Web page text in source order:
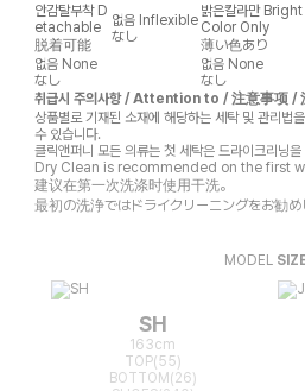
안감탈부착 D
etachable
脱着可能
없음 Inflexible
なし
밝은칼라만 Bright
Color Only
薄い色あり
없음 None
なし
없음 None
なし
취급시 주의사항 / Attention to / 注意事项 /
상품별로 기재된 소재에 해당하는 세탁 및 관리법
수 있습니다.
클릭앤퍼니 모든 의류는 첫 세탁은 드라이크리닝을
Dry Clean is recommended on the first
建议在第一次洗涤时使用干洗。
最初の洗浄ではドライクリーニングをお勧め
MODEL
SH
163cm
TOP(55)
BOTTOM(26)